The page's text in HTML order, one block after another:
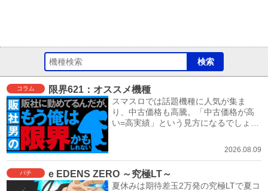
コラム 限界621：オススメ機種
スマスロでは話題機種に人気が集ま
り、中古価格も高騰。「中古価格が高
い=高実績」という見方になるでしょ
2026.08.09
パチ e EDENS ZERO ～究極LT～
夏休みは期待差玉2万発の究極LTで夏コ